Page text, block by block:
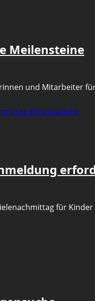
Meilensteine
und Mitarbeiter
für Kinder